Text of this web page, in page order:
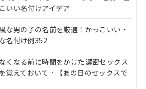
いい名付けアイデア
な男の子の名前を厳選！かっこいい・
名付け例352
くなる前に時間をかけた濃密セックス
覚えておいて…【あの日のセックスで